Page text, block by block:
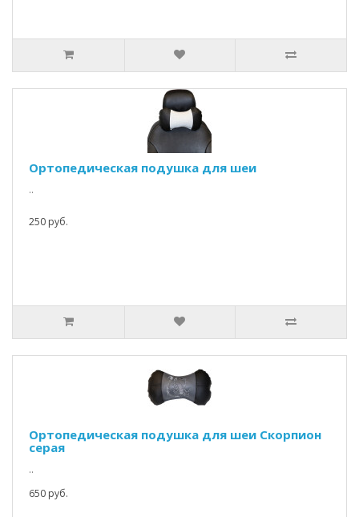
Ортопедическая подушка для шеи
..
250 руб.
Ортопедическая подушка для шеи Скорпион
серая
..
650 руб.